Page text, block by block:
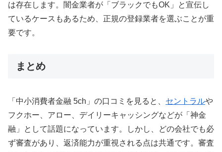
は存在します。闇金業者が「ブラックでもOK」と宣伝し
ているケースもあるため、正規の登録業者を選ぶことが重
要です。
まとめ
「中小消費者金融 5ch」の口コミを見ると、 セントラルや
フクホー、アロー、デイリーキャッシングなどが「神金
融」として話題になっています。しかし、どの会社でも必
ず審査があり、返済能力が重視される点は共通です。審査